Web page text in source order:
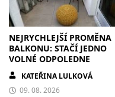
NEJRYCHLEJŠÍ PROMĚNA
BALKONU: STAČÍ JEDNO
VOLNÉ ODPOLEDNE
KATEŘINA LULKOVÁ
09. 08. 2026